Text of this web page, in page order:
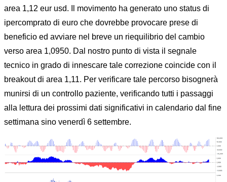
area 1,12 eur usd. Il movimento ha generato uno status di
ipercomprato di euro che dovrebbe provocare prese di
beneficio ed avviare nel breve un riequilibrio del cambio
verso area 1,0950. Dal nostro punto di vista il segnale
tecnico in grado di innescare tale correzione coincide con il
breakout di area 1,11. Per verificare tale percorso bisognerà
munirsi di un controllo paziente, verificando tutti i passaggi
alla lettura dei prossimi dati significativi in calendario dal fine
settimana sino venerdì 6 settembre.